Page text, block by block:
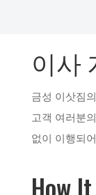
이사
금성 이삿짐
고객 여러분
없이 이행되
How